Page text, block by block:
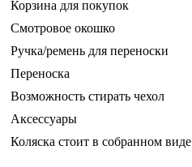
Корзина для покупок
Смотровое окошко
Ручка/ремень для переноски
Переноска
Возможность стирать чехол
Аксессуары
Коляска стоит в собранном виде